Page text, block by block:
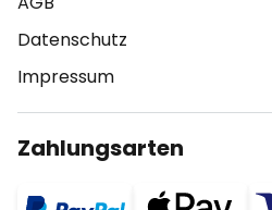
Datenschutz
Impressum
Zahlungsarten